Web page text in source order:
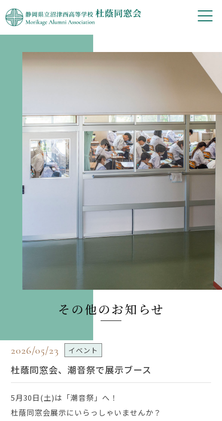
その他のお知らせ
2026/05/23 イベント
杜蔭同窓会、潮音祭で展示ブース
5月30日(土)は「潮音祭」へ！
杜蔭同窓会展示にいらっしゃいませんか？